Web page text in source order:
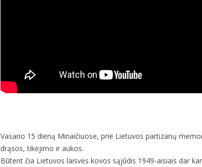
Vasario 15 dieną Minaičiuose, prie Lietuvos partizanų
drąsos, tikėjimo ir aukos.
Būtent čia Lietuvos laisvės kovos sąjūdis 1949-aisiais dar